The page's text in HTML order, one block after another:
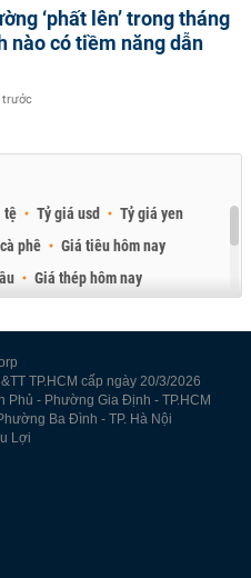
‘phất lên’ trong tháng
nào có tiềm năng dẫn
trước
tệ Tỷ giá usd
Tỷ giá yen
phê
Giá tiêu hôm nay
Giá thép hôm nay
TP.HCM cấp ngày 20/3/2026
Phủ - Phường Gia Định - TP.HCM
Ba Đình - TP. Hà Nội
Lợi